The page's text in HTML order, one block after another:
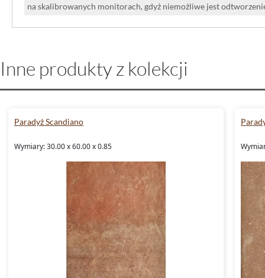
na skalibrowanych monitorach, gdyż niemożliwe jest
Inne produkty z kolekcji
Paradyż Scandiano
Wymiary: 30.00 x 60.00 x 0.85